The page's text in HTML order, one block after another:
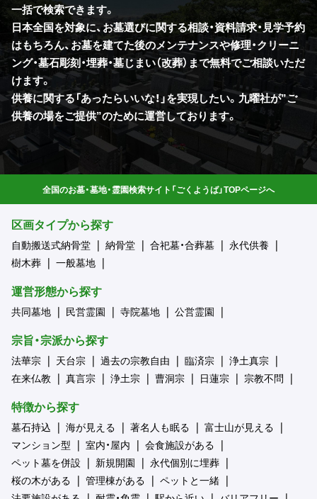
一括で検索できます。
日本全国を対象に、お墓選びに関する相談・資料請求・見学予約
はもちろん、お墓を建てた後のメンテナンスや修理・クリーニ
ング・墓石彫刻・埋葬・墓じまい（改葬）まで無料でご相談いただ
けます。
供養に関する「あったらいいな！」を実現したい。九曜社が”ご
供養の場をご提供”のために運営しております。
全国のお墓・墓地・霊園検索サイト「ごくようば」TOPページへ
区画タイプから探す
自動搬送式納骨堂 納骨堂 合祀墓・合葬墓
永代供養
樹木葬
一般墓地
運営形態から探す
共同墓地 民営霊園 寺院墓地 公営霊園
宗旨・宗派から探す
法華宗 天台宗 過去の宗教自由 臨済宗
浄土真宗
在来仏教
真言宗 浄土宗 曹洞宗 日蓮宗 宗教不問
特徴から探す
墓石持込 海が見える 著名人も眠る
富士山が見える
マンション型
室内・屋内
会食施設がある
ペット墓を併設
新規開園
永代個別に埋葬
桜の木がある
管理棟がある
ペットと一緒